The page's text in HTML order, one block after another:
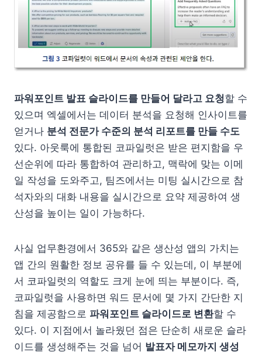
파워포인트 발표 슬라이드를 만들어 달라고 요청할 수
있으며 엑셀에서는 데이터 분석을 요청해 인사이트를
얻거나 분석 전문가 수준의 분석 리포트를 만들 수도
있다. 아웃룩에 통합된 코파일럿은 받은 편지함을 우
선순위에 따라 통합하여 관리하고, 맥락에 맞는 이메
일 작성을 도와주고, 팀즈에서는 미팅 실시간으로 참
석자와의 대화 내용을 실시간으로 요약 제공하여 생
산성을 높이는 일이 가능하다.
사실 업무환경에서 365와 같은 생산성 앱의 가치는
앱 간의 원활한 정보 공유를 들 수 있는데, 이 부분에
서 코파일럿의 역할도 크게 눈에 띄는 부분이다. 즉,
코파일럿을 사용하면 워드 문서에 몇 가지 간단한 지
침을 제공함으로 파워포인트 슬라이드로 변환할 수
있다. 이 지점에서 놀라웠던 점은 단순히 새로운 슬라
이드를 생성해주는 것을 넘어 발표자 메모까지 생성